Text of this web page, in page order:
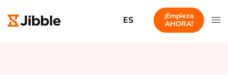
ES
¡Empieza
AHORA!